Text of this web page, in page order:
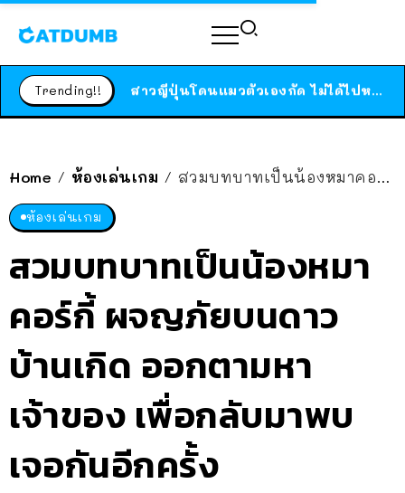
Trending!! ได้เวลาเด็กหนวดรวมตัว RF Online Next เปิดให้เล่นแล้ว เกม Sci-Fi MMORPG ระดับตำนาน เล่นได้ทั้งมือถือและ PC
Home / ห้องเล่นเกม / สวมบทบาทเป็นน้องหมาคอร์กี้ ผจญภัยบนดาวบ้านเกิด ออกตามหาเจ้าของ เพื่อกลับมาพบเจอกันอีกครั้ง
ห้องเล่นเกม
สวมบทบาทเป็นน้องหมา
คอร์กี้ ผจญภัยบนดาว
บ้านเกิด ออกตามหา
เจ้าของ เพื่อกลับมาพบ
เจอกันอีกครั้ง